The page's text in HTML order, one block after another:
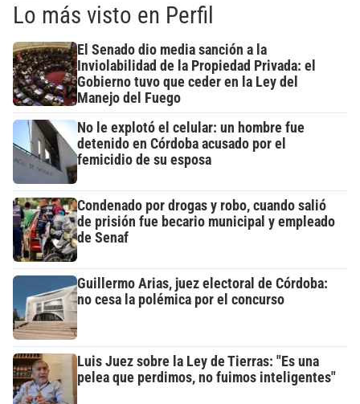
Lo más visto en Perfil
El Senado dio media sanción a la
Inviolabilidad de la Propiedad Privada: el
Gobierno tuvo que ceder en la Ley del
Manejo del Fuego
No le explotó el celular: un hombre fue
detenido en Córdoba acusado por el
femicidio de su esposa
Condenado por drogas y robo, cuando salió
de prisión fue becario municipal y empleado
de Senaf
Guillermo Arias, juez electoral de Córdoba:
no cesa la polémica por el concurso
Luis Juez sobre la Ley de Tierras: "Es una
pelea que perdimos, no fuimos inteligentes"